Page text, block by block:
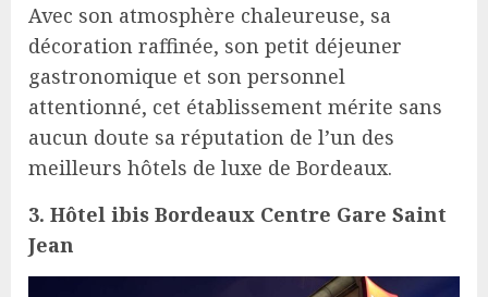
Avec son atmosphère chaleureuse, sa
décoration raffinée, son petit déjeuner
gastronomique et son personnel
attentionné, cet établissement mérite sans
aucun doute sa réputation de l’un des
meilleurs hôtels de luxe de Bordeaux.
3. Hôtel ibis Bordeaux Centre Gare Saint
Jean